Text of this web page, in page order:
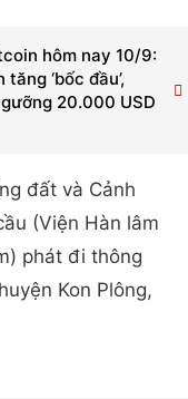
hôm nay 10/9:
‘bốc đầu’,
20.000 USD
đất và Cảnh
(Viện Hàn lâm
phát đi thông
Kon Plông,